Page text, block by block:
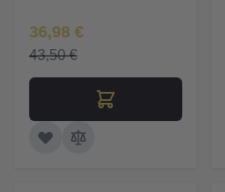
Īpaša Cena
36,98 €
43,50 €